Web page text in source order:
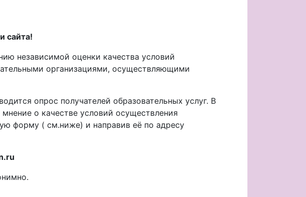
сайта!
оценки качества условий
организациями, осуществляющими
опрос получателей образовательных услуг. В
о качестве условий осуществления
форму ( см.ниже) и направив её по адресу